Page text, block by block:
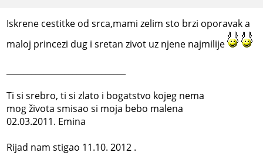
Iskrene cestitke od srca,mami zelim sto brzi oporavak a
maloj princezi dug i sretan zivot uz njene najmilije
Ti si srebro, ti si zlato i bogatstvo kojeg nema
mog života smisao si moja bebo malena
02.03.2011. Emina
Rijad nam stigao 11.10. 2012 .